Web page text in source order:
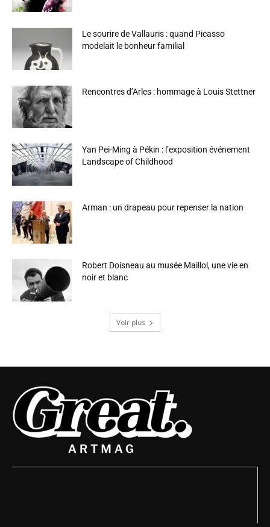
Le sourire de Vallauris : quand Picasso
modelait le bonheur familial
Rencontres d’Arles : hommage à Louis Stettner
Yan Pei-Ming à Pékin : l’exposition événement
Landscape of Childhood
Arman : un drapeau pour repenser la nation
Robert Doisneau au musée Maillol, une vie en
noir et blanc
Voir plus